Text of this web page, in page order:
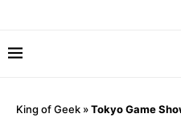
King of Geek »Tokyo Game